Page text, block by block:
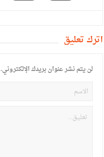
أترك تعليق
لن يتم نشر عنوان بريدك الإلكتروني.